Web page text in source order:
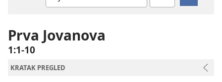
Biblijska
Prva Jovanova
1:1-10
KRATAK PREGLED